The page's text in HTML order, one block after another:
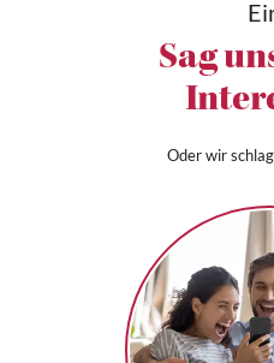
Sag
Oder wir